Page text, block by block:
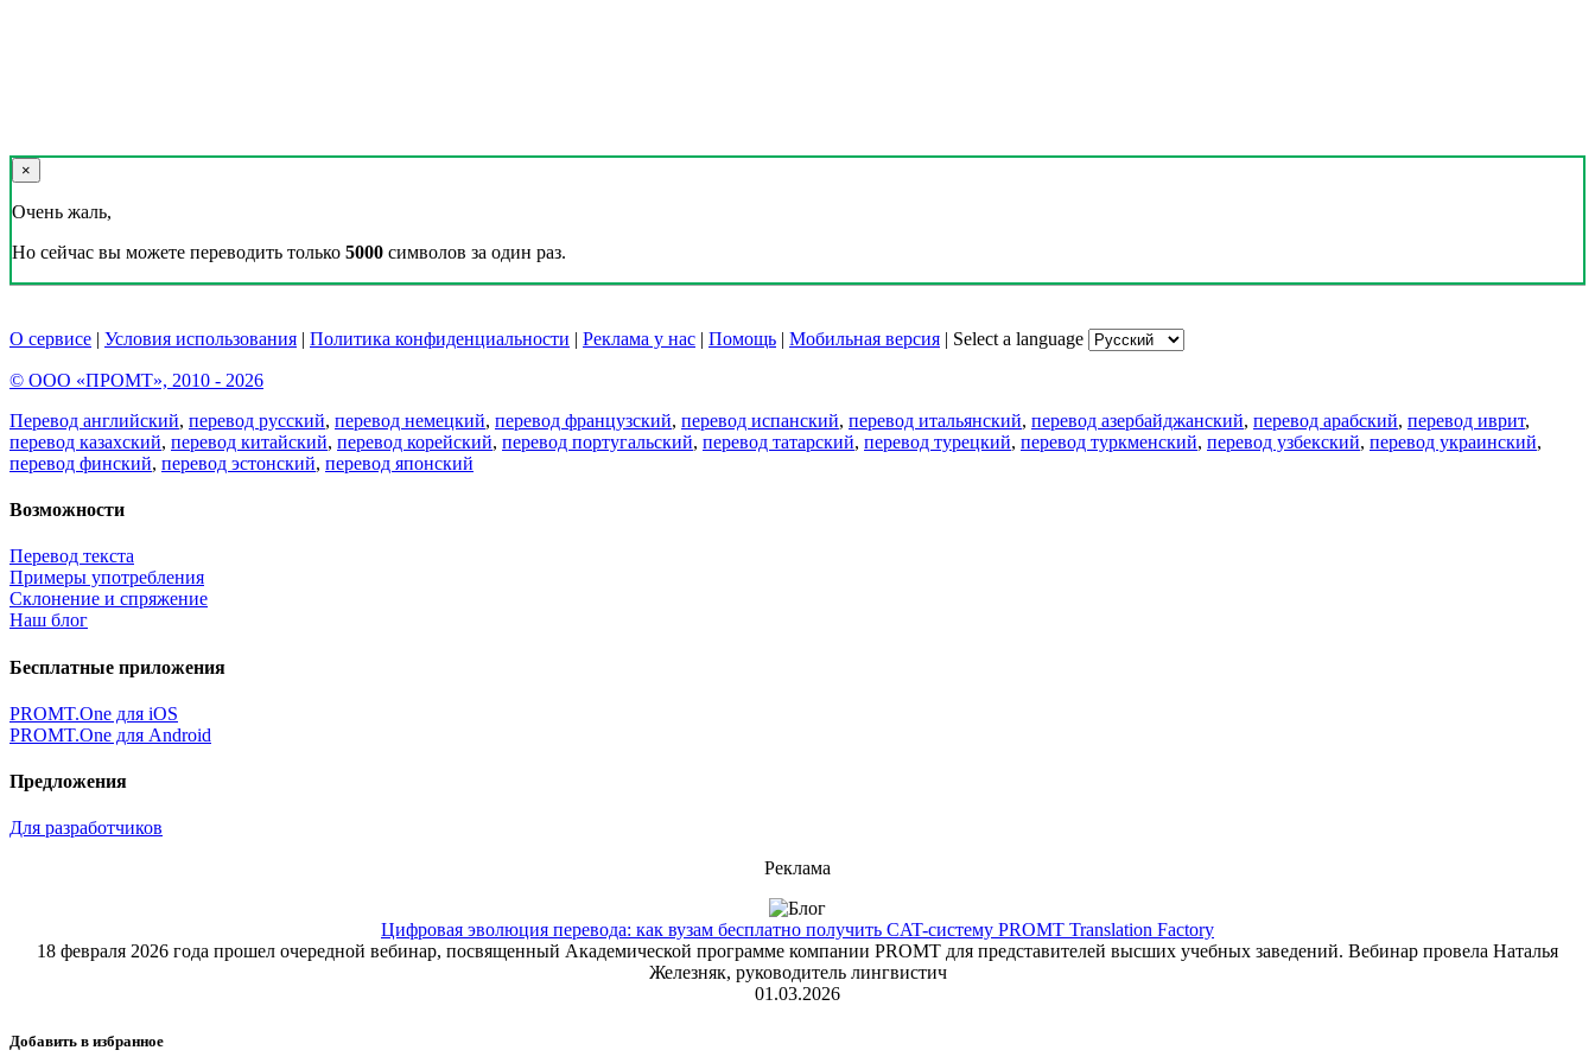
×
Очень жаль,
Но сейчас вы можете переводить только 5000 символов за один раз.
О сервисе | Условия использования | Политика конфиденциальности | Реклама у нас | Помощь | Мобильная версия | Select a language
© ООО «ПРОМТ», 2010 - 2026
Перевод английский, перевод русский, перевод немецкий, перевод французский, перевод испанский, перевод итальянский, перевод азербайджанский, перевод арабский, перевод иврит,
перевод казахский, перевод китайский, перевод корейский, перевод португальский, перевод татарский, перевод турецкий, перевод туркменский, перевод узбекский, перевод украинский,
перевод финский, перевод эстонский, перевод японский
Возможности
Перевод текста
Примеры употребления
Склонение и спряжение
Наш блог
Бесплатные приложения
PROMT.One для iOS
PROMT.One для Android
Предложения
Для разработчиков
Реклама
Цифровая эволюция перевода: как вузам бесплатно получить CAT-систему PROMT Translation Factory
18 февраля 2026 года прошел очередной вебинар, посвященный Академической программе компании PROMT для представителей высших учебных заведений. Вебинар провела Наталья
Железняк, руководитель лингвистич
01.03.2026
Добавить в избранное